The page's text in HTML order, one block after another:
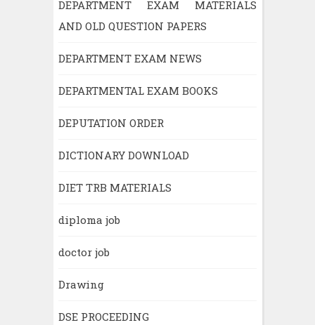
DEPARTMENT EXAM MATERIALS
AND OLD QUESTION PAPERS
DEPARTMENT EXAM NEWS
DEPARTMENTAL EXAM BOOKS
DEPUTATION ORDER
DICTIONARY DOWNLOAD
DIET TRB MATERIALS
diploma job
doctor job
Drawing
DSE PROCEEDING